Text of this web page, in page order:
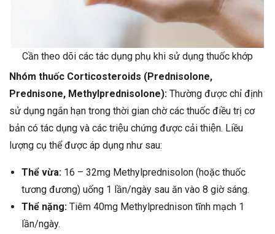
Cần theo dõi các tác dụng phụ khi sử dụng thuốc khớp
Nhóm thuốc Corticosteroids (Prednisolone,
Prednisone, Methylprednisolone): Thường được chỉ định
sử dụng ngắn hạn trong thời gian chờ các thuốc điều trị cơ
bản có tác dụng và các triệu chứng được cải thiện. Liều
lượng cụ thể được áp dụng như sau:
Thể vừa: 16 – 32mg Methylprednisolon (hoặc thuốc
tương đương) uống 1 lần/ngày sau ăn vào 8 giờ sáng.
Thể nặng: Tiêm 40mg Methylprednison tĩnh mạch 1
lần/ngày.